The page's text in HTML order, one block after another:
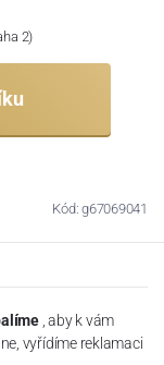
2)
Kód: g67069041
, aby k vám
vyřídíme reklamaci